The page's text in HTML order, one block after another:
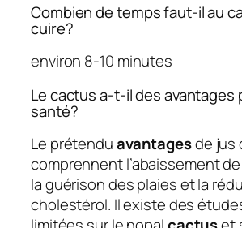
Combien de temps faut-il au
cuire?
environ 8-10 minutes
Le cactus a-t-il des avantages
santé?
Le prétenduavantagesde jus
comprennent l’abaissement
la guérison des plaies et la
cholestérol. Il existe des